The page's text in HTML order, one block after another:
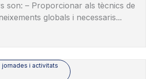
son: – Proporcionar als tècnics de
globals i necessaris...
jornades i activitats